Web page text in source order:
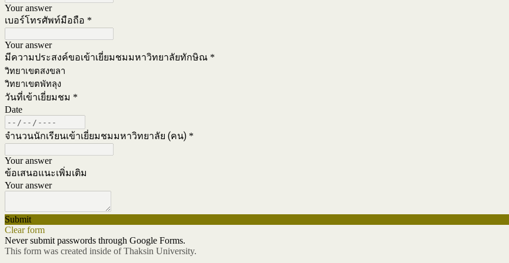
Your answer
เบอร์โทรศัพท์มือถือ *
Your answer
มีความประสงค์ขอเข้าเยี่ยมชมมหาวิทยาลัยทักษิณ *
วิทยาเขตสงขลา
วิทยาเขตพัทลุง
วันที่เข้าเยี่ยมชม *
Date
จำนวนนักเรียนเข้าเยี่ยมชมมหาวิทยาลัย (คน) *
Your answer
ข้อเสนอแนะเพิ่มเติม
Your answer
Submit
Clear form
Never submit passwords through Google Forms.
This form was created inside of Thaksin University.